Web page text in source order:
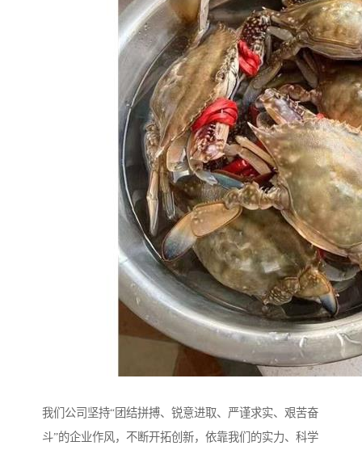
我们公司坚持“团结拼搏、锐意进取、严谨求实、艰苦奋
斗”的企业作风，不断开拓创新，依靠我们的实力、科学